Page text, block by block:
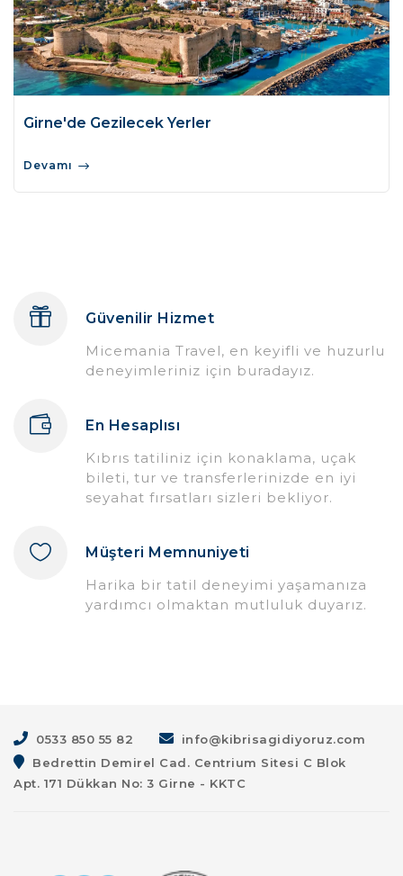
Girne'de Gezilecek Yerler
Devamı
Güvenilir Hizmet
Micemania Travel, en keyifli ve huzurlu
deneyimleriniz için buradayız.
En Hesaplısı
Kıbrıs tatiliniz için konaklama, uçak
bileti, tur ve transferlerinizde en iyi
seyahat fırsatları sizleri bekliyor.
Müşteri Memnuniyeti
Harika bir tatil deneyimi yaşamanıza
yardımcı olmaktan mutluluk duyarız.
0533 850 55 82
info@kibrisagidiyoruz.com
Bedrettin Demirel Cad. Centrium Sitesi C Blok
Apt. 171 Dükkan No: 3 Girne - KKTC